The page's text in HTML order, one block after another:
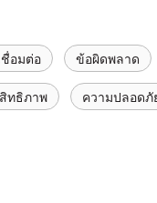
ชื่อมต่อ ข้อผิดพลาด
ทธิภาพ ความปลอดภั